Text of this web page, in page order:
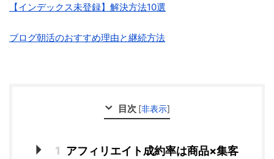
【インデックス未登録】解決方法10選
ブログ朝活のおすすめ理由と継続方法
目次 [非表示]
1 アフィリエイト成約率は商品×集客